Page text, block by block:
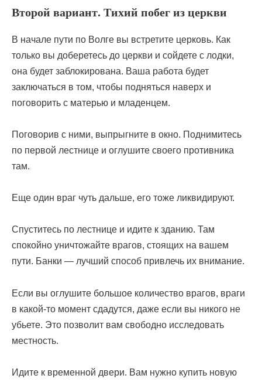
Второй вариант. Тихий побег из церкви
В начале пути по Волге вы встретите церковь. Как
только вы доберетесь до церкви и сойдете с лодки,
она будет заблокирована. Ваша работа будет
заключаться в том, чтобы подняться наверх и
поговорить с матерью и младенцем.
Поговорив с ними, выпрыгните в окно. Поднимитесь
по первой лестнице и оглушите своего противника
там.
Еще один враг чуть дальше, его тоже ликвидируют.
Спуститесь по лестнице и идите к зданию. Там
спокойно уничтожайте врагов, стоящих на вашем
пути. Банки — лучший способ привлечь их внимание.
Если вы оглушите большое количество врагов, враги
в какой-то момент сдадутся, даже если вы никого не
убьете. Это позволит вам свободно исследовать
местность.
Идите к временной двери. Вам нужно купить новую